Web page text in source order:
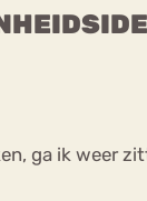
ga ik weer